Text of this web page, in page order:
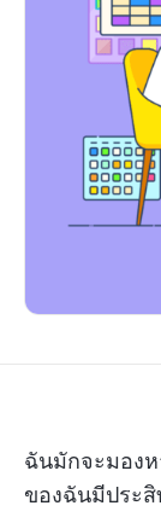
ฉันมักจะมองห
ของฉันมีประ